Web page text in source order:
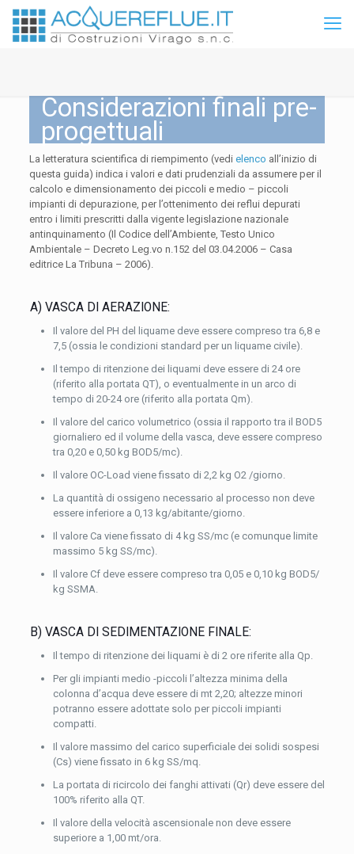
Considerazioni finali pre-
progettuali
La letteratura scientifica di riempimento (vedi elenco all’inizio di
questa guida) indica i valori e dati prudenziali da assumere per il
calcolo e dimensionamento dei piccoli e medio – piccoli
impianti di depurazione, per l’ottenimento dei reflui depurati
entro i limiti prescritti dalla vigente legislazione nazionale
antinquinamento (Il Codice dell’Ambiente, Testo Unico
Ambientale – Decreto Leg.vo n.152 del 03.04.2006 – Casa
editrice La Tribuna – 2006).
A) VASCA DI AERAZIONE:
Il valore del PH del liquame deve essere compreso tra 6,8 e
7,5 (ossia le condizioni standard per un liquame civile).
Il tempo di ritenzione dei liquami deve essere di 24 ore
(riferito alla portata QT), o eventualmente in un arco di
tempo di 20-24 ore (riferito alla portata Qm).
Il valore del carico volumetrico (ossia il rapporto tra il BOD5
giornaliero ed il volume della vasca, deve essere compreso
tra 0,20 e 0,50 kg BOD5/mc).
Il valore OC-Load viene fissato di 2,2 kg O2 /giorno.
La quantità di ossigeno necessario al processo non deve
essere inferiore a 0,13 kg/abitante/giorno.
Il valore Ca viene fissato di 4 kg SS/mc (e comunque limite
massimo 5 kg SS/mc).
Il valore Cf deve essere compreso tra 0,05 e 0,10 kg BOD5/
kg SSMA.
B) VASCA DI SEDIMENTAZIONE FINALE:
Il tempo di ritenzione dei liquami è di 2 ore riferite alla Qp.
Per gli impianti medio -piccoli l’altezza minima della
colonna d’acqua deve essere di mt 2,20; altezze minori
potranno essere adottate solo per piccoli impianti
compatti.
Il valore massimo del carico superficiale dei solidi sospesi
(Cs) viene fissato in 6 kg SS/mq.
La portata di ricircolo dei fanghi attivati (Qr) deve essere del
100% riferito alla QT.
Il valore della velocità ascensionale non deve essere
superiore a 1,00 mt/ora.